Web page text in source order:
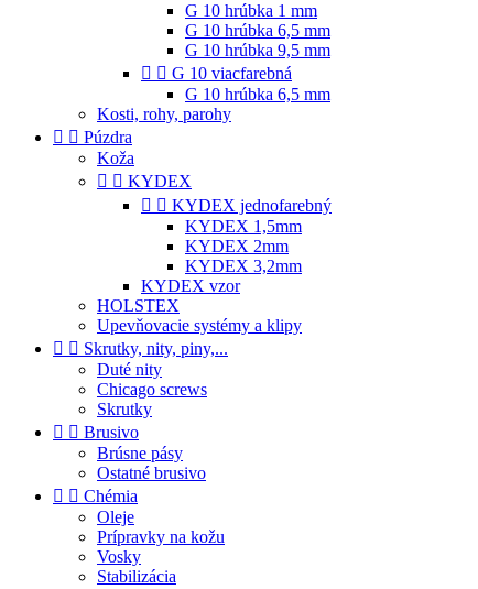
G 10 hrúbka 1 mm
G 10 hrúbka 6,5 mm
G 10 hrúbka 9,5 mm
  G 10 viacfarebná
G 10 hrúbka 6,5 mm
Kosti, rohy, parohy
  Púzdra
Koža
  KYDEX
  KYDEX jednofarebný
KYDEX 1,5mm
KYDEX 2mm
KYDEX 3,2mm
KYDEX vzor
HOLSTEX
Upevňovacie systémy a klipy
  Skrutky, nity, piny,...
Duté nity
Chicago screws
Skrutky
  Brusivo
Brúsne pásy
Ostatné brusivo
  Chémia
Oleje
Prípravky na kožu
Vosky
Stabilizácia